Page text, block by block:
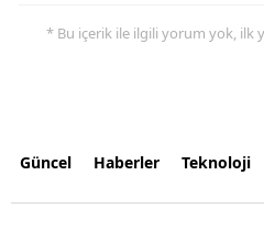
* Bu içerik ile ilgili yorum yok, ilk
Güncel Haberler Teknoloji